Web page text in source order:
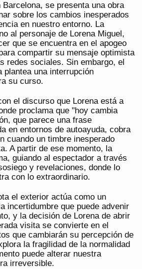
Barcelona, se presenta una obra
sobre los cambios inesperados
en nuestro entorno. La
al personaje de Lorena Miguel,
que se encuentra en el apogeo
compartir su mensaje optimista
redes sociales. Sin embargo, el
plantea una interrupción
su curso.
el discurso que Lorena está a
proclama que "hoy cambia
que parece una frase
en entornos de autoayuda, cobra
cuando un timbre inesperado
A partir de ese momento, la
guiando al espectador a través
y revelaciones, donde lo
con lo extraordinario.
el exterior actúa como un
incertidumbre que puede advenir
y la decisión de Lorena de abrir
visita se convierte en el
que cambiarán su percepción de
la fragilidad de la normalidad
puede alterar nuestra
irreversible.